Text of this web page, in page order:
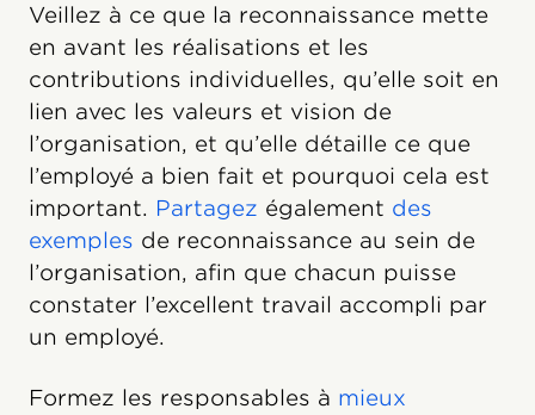
Veillez à ce que la reconnaissance mette
en avant les réalisations et les
contributions individuelles, qu’elle soit en
lien avec les valeurs et vision de
l’organisation, et qu’elle détaille ce que
l’employé a bien fait et pourquoi cela est
important. Partagez également des
exemples de reconnaissance au sein de
l’organisation, afin que chacun puisse
constater l’excellent travail accompli par
un employé.
Formez les responsables à mieux